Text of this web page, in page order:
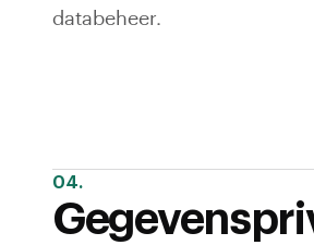
databeheer.
04.